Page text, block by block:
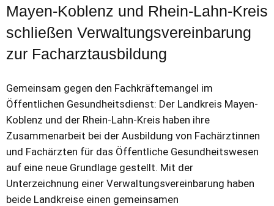
Mayen-Koblenz und Rhein-Lahn-Kreis
schließen Verwaltungsvereinbarung
zur Facharztausbildung
Gemeinsam gegen den Fachkräftemangel im
Öffentlichen Gesundheitsdienst: Der Landkreis Mayen-
Koblenz und der Rhein-Lahn-Kreis haben ihre
Zusammenarbeit bei der Ausbildung von Fachärztinnen
und Fachärzten für das Öffentliche Gesundheitswesen
auf eine neue Grundlage gestellt. Mit der
Unterzeichnung einer Verwaltungsvereinbarung haben
beide Landkreise einen gemeinsamen